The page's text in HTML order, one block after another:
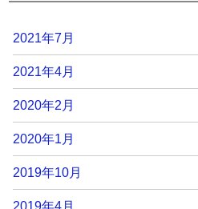
2021年7月
2021年4月
2020年2月
2020年1月
2019年10月
2019年4月